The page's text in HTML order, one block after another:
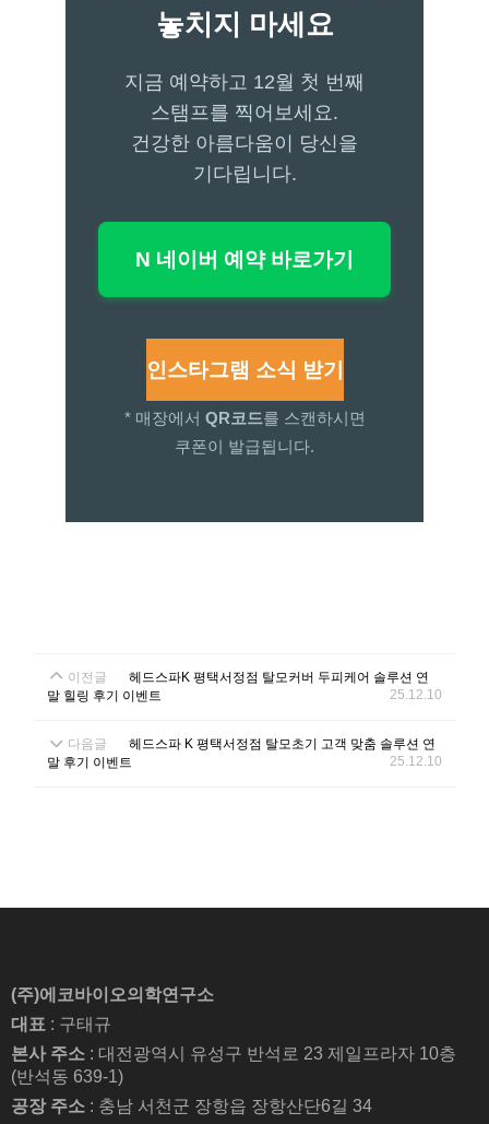
놓치지 마세요
지금 예약하고 12월 첫 번째
스탬프를 찍어보세요.
건강한 아름다움이 당신을
기다립니다.
N 네이버 예약 바로가기
인스타그램 소식 받기
* 매장에서 QR코드를 스캔하시면
쿠폰이 발급됩니다.
이전글
헤드스파K 평택서정점 탈모커버 두피케어 솔루션 연
말 힐링 후기 이벤트
25.12.10
다음글
헤드스파 K 평택서정점 탈모초기 고객 맞춤 솔루션 연
말 후기 이벤트
25.12.10
(주)에코바이오의학연구소
대표 : 구태규
본사 주소 : 대전광역시 유성구 반석로 23 제일프라자 10층
(반석동 639-1)
공장 주소 : 충남 서천군 장항읍 장항산단6길 34